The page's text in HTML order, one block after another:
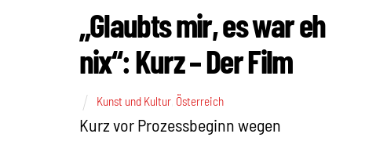
„Glaubts mir, es war eh
nix“: Kurz – Der Film
Kunst und Kultur, Österreich
Kurz vor Prozessbeginn wegen